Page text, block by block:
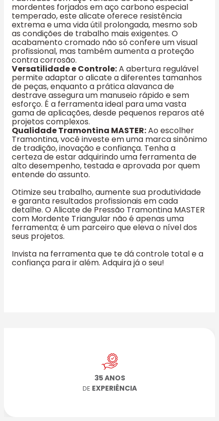
mordentes forjados em aço carbono especial
temperado, este alicate oferece resistência
extrema e uma vida útil prolongada, mesmo sob
as condições de trabalho mais exigentes. O
acabamento cromado não só confere um visual
profissional, mas também aumenta a proteção
contra corrosão.
Versatilidade e Controle:A abertura regulável
permite adaptar o alicate a diferentes tamanhos
de peças, enquanto a prática alavanca de
destrave assegura um manuseio rápido e sem
esforço. É a ferramenta ideal para uma vasta
gama de aplicações, desde pequenos reparos até
projetos complexos.
Qualidade Tramontina MASTER:Ao escolher
Tramontina, você investe em uma marca sinônimo
de tradição, inovação e confiança. Tenha a
certeza de estar adquirindo uma ferramenta de
alto desempenho, testada e aprovada por quem
entende do assunto.
Otimize seu trabalho, aumente sua produtividade
e garanta resultados profissionais em cada
detalhe. O Alicate de Pressão Tramontina MASTER
com Mordente Triangular não é apenas uma
ferramenta; é um parceiro que eleva o nível dos
seus projetos.
Invista na ferramenta que te dá controle total e a
confiança para ir além. Adquira já o seu!
35 ANOS
DE EXPERIÊNCIA